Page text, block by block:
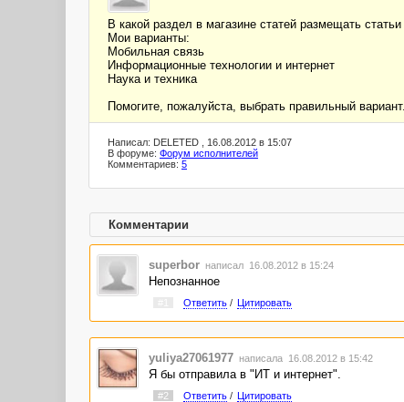
В какой раздел в магазине статей размещать
Мои варианты:
Мобильная связь
Информационные технологии и интернет
Наука и техника
Помогите, пожалуйста, выбрать правильный вариант.
Написал: DELETED , 16.08.2012 в 15:07
В форуме: Форум исполнителей
Комментариев: 5
Комментарии
superbor написал 16.08.2012 в 15:24
Непознанное
Ответить/ Цитировать
yuliya27061977 написала 16.08.2012 в 15:42
Я бы отправила в "ИТ и интернет".
#2 Ответить/ Цитировать